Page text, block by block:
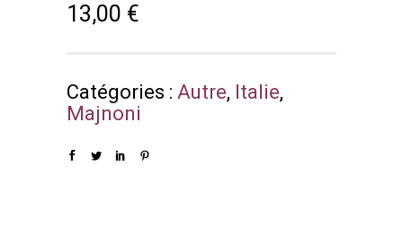
13,00 €
Catégories : Autre, Italie,
Majnoni